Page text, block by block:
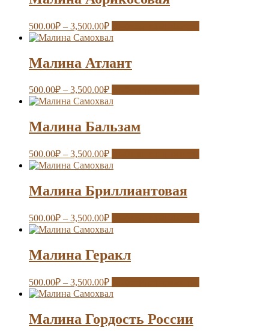
500.00₽ – 3,500.00₽
Малина Атлант
500.00₽ – 3,500.00₽
Малина Бальзам
500.00₽ – 3,500.00₽
Малина Бриллиантовая
500.00₽ – 3,500.00₽
Малина Геракл
500.00₽ – 3,500.00₽
Малина Гордость России